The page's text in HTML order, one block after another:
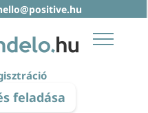
feladása